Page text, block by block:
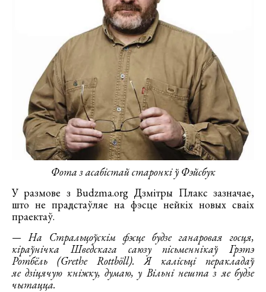
Фота з асабістай старонкі ў Фэйсбук
У размове з Budzma.org Дзмітры Плакс зазначае,
што не прадстаўляе на фэсце нейкіх новых сваіх
праектаў.
— На Стральцоўскім фэсце будзе ганаровая госця,
кіраўнічка Шведскага саюзу пісьменнікаў Грэтэ
Ротбёль (Grethe Rottböll). Я калісьці перакладаў
яе дзіцячую кніжку, думаю, у Вільні нешта з яе будзе
чытацца.